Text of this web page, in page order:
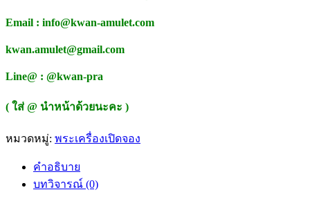
Email : info@kwan-amulet.com
kwan.amulet@gmail.com
Line@ : @kwan-pra
( ใส่ @ นำหน้าด้วยนะคะ )
หมวดหมู่: พระเครื่องเปิดจอง
คำอธิบาย
บทวิจารณ์ (0)